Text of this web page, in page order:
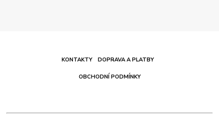
KONTAKTY DOPRAVA A PLATBY
OBCHODNÍ PODMÍNKY